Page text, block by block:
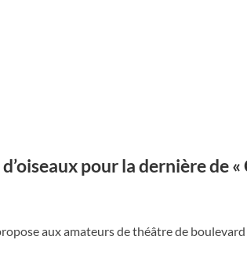
pour la dernière de «
aux amateurs de théâtre de